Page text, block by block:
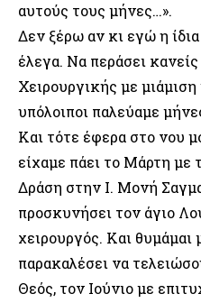
αυτούς τους μήνες…».
Δεν ξέρω αν κι εγώ η
έλεγα. Να περάσει
Χειρουργικής με μιάμιση
υπόλοιποι παλεύαμε
Και τότε έφερα στο νου
είχαμε πάει το Μάρτη με
Δράση στην Ι. Μονή
προσκυνήσει τον άγιο
χειρουργός. Και
παρακαλέσει να
Θεός, τον Ιούνιο με